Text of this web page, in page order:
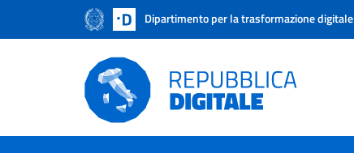
Dipartimento per la trasformazione digitale